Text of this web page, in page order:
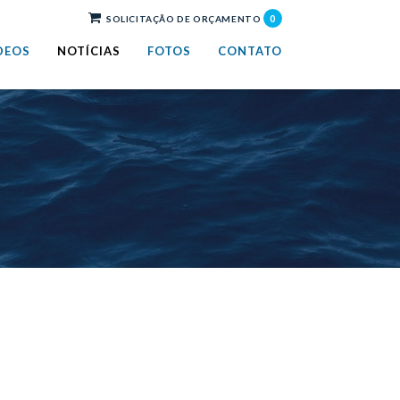
NOTÍCIAS FOTOS CONTATO
SOLICITAÇÃO DE ORÇAMENTO 0